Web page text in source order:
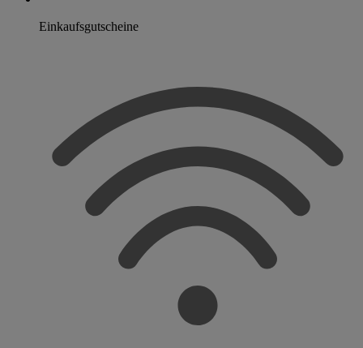
Einkaufsgutscheine